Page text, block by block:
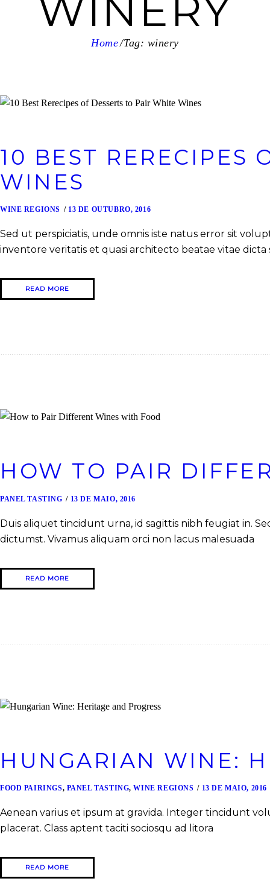
Home Tag: winery
10 BEST RERECIPES
WINES
WINE REGIONS 13 DE OUTUBRO, 2016
Sed ut perspiciatis, unde omnis iste natus error sit
inventore veritatis et quasi architecto beatae vitae dicta
READ MORE
HOW TO PAIR
PANEL TASTING 13 DE MAIO, 2016
Duis aliquet tincidunt urna, id sagittis nibh feugiat in.
dictumst. Vivamus aliquam orci non lacus malesuada
READ MORE
HUNGARIAN WINE:
FOOD PAIRINGS, PANEL TASTING,WINE REGIONS 13 DE MAIO, 2016
Aenean varius et ipsum at gravida. Integer tincidunt
placerat. Class aptent taciti sociosqu ad litora
READ MORE